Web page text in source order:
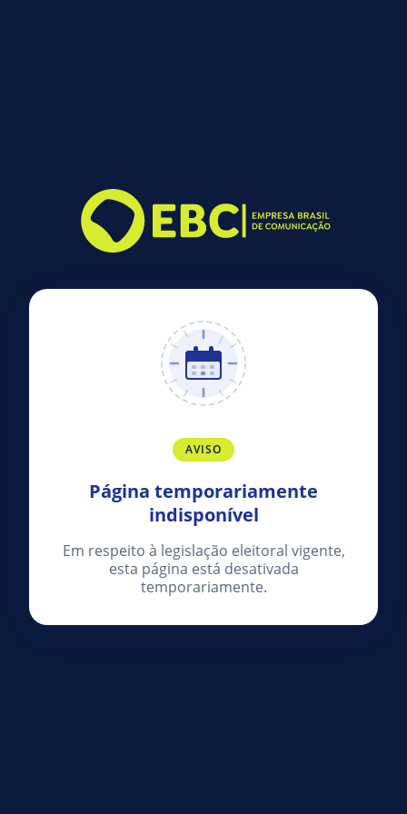
AVISO
Página temporariamente
indisponível
Em respeito à legislação eleitoral vigente,
esta página está desativada
temporariamente.